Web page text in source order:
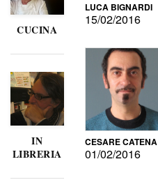
CUCINA
IN
LIBRERIA
LUCA BIGNARDI
15/02/2016
CESARE CATENA
01/02/2016